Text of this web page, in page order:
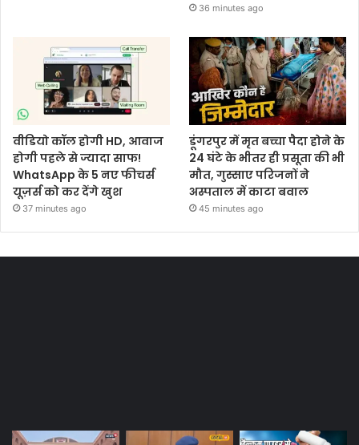
36 minutes ago
वीडियो कॉल होगी HD, आवाज
होगी पहले से ज्यादा साफ!
WhatsApp के 5 नए फीचर्स
यूज़र्स को कर देंगे खुश
37 minutes ago
डूंगरपुर में मृत बच्चा पैदा होने के
24 घंटे के भीतर ही प्रसूता की भी
मौत, गुस्साए परिजनों ने
अस्पताल में काटा बवाल
45 minutes ago